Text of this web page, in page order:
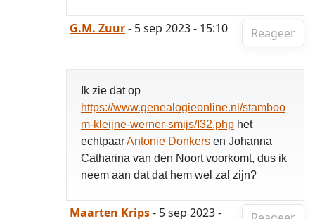
Reageer
G.M. Zuur- 5 sep 2023 - 15:10
Ik zie dat op
https://www.genealogieonline.nl/stamboo
m-kleijne-werner-smijs/I32.php het
echtpaarAntonie Donkers en Johanna
Catharina van den Noort voorkomt, dus ik
neem aan dat dat hem wel zal zijn?
Maarten Krips- 5 sep 2023 -